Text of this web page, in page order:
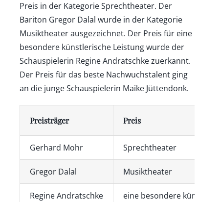
Preis in der Kategorie Sprechtheater. Der
Bariton Gregor Dalal wurde in der Kategorie
Musiktheater ausgezeichnet. Der Preis für eine
besondere künstlerische Leistung wurde der
Schauspielerin Regine Andratschke zuerkannt.
Der Preis für das beste Nachwuchstalent ging
an die junge Schauspielerin Maike Jüttendonk.
Preisträger Preis
Gerhard Mohr Sprechtheater
Gregor Dalal Musiktheater
Regine Andratschke eine besondere